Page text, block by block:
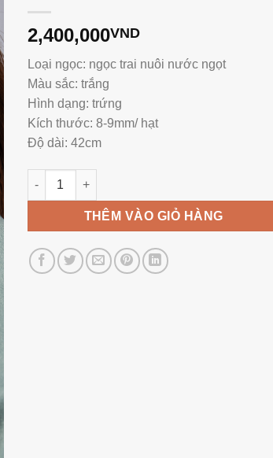
2,400,000VND
Loại ngọc: ngọc trai nuôi nước ngọt
Màu sắc: trắng
Hình dạng: trứng
Kích thước: 8-9mm/ hạt
Độ dài: 42cm
Chuỗi Ngọc Trai Trắng 8-9 Ly NE1039 số lượng
THÊM VÀO GIỎ HÀNG